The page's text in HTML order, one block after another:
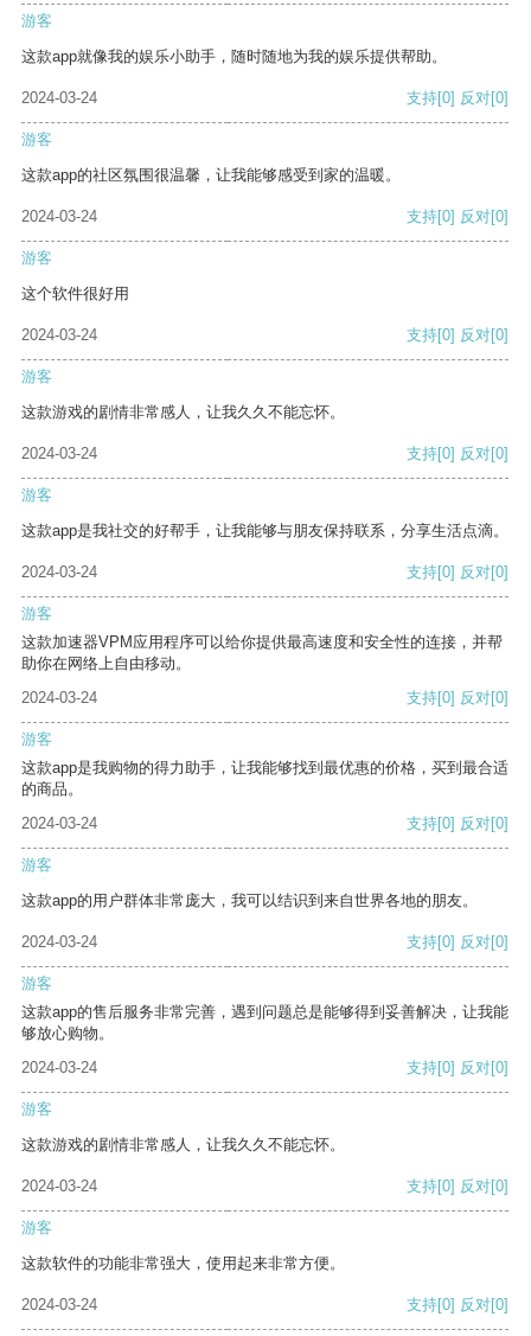
游客
这款app就像我的娱乐小助手，随时随地为我的娱乐提供帮助。
2024-03-24 支持[0] 反对[0]
游客
这款app的社区氛围很温馨，让我能够感受到家的温暖。
2024-03-24 支持[0] 反对[0]
游客
这个软件很好用
2024-03-24 支持[0] 反对[0]
游客
这款游戏的剧情非常感人，让我久久不能忘怀。
2024-03-24 支持[0] 反对[0]
游客
这款app是我社交的好帮手，让我能够与朋友保持联系，分享生活点滴。
2024-03-24 支持[0] 反对[0]
游客
这款加速器VPM应用程序可以给你提供最高速度和安全性的连接，并帮
助你在网络上自由移动。
2024-03-24
支持[0] 反对[0]
游客
这款app是我购物的得力助手，让我能够找到最优惠的价格，买到最合适
的商品。
2024-03-24
支持[0] 反对[0]
游客
这款app的用户群体非常庞大，我可以结识到来自世界各地的朋友。
2024-03-24 支持[0] 反对[0]
游客
这款app的售后服务非常完善，遇到问题总是能够得到妥善解决，让我能
够放心购物。
2024-03-24
支持[0] 反对[0]
游客
这款游戏的剧情非常感人，让我久久不能忘怀。
2024-03-24 支持[0] 反对[0]
游客
这款软件的功能非常强大，使用起来非常方便。
2024-03-24 支持[0] 反对[0]